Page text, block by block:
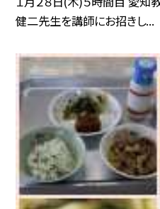
健二先生を講師にお招きし...